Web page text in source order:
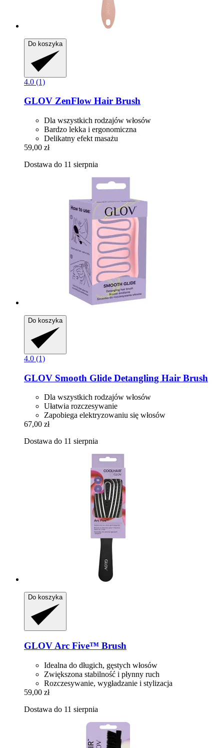
Do koszyka
4.0 (1)
GLOV ZenFlow Hair Brush
Dla wszystkich rodzajów włosów
Bardzo lekka i ergonomiczna
Delikatny efekt masażu
59,00 zł
Dostawa do 11 sierpnia
Do koszyka
4.0 (1)
GLOV Smooth Glide Detangling Hair Brush
Dla wszystkich rodzajów włosów
Ułatwia rozczesywanie
Zapobiega elektryzowaniu się włosów
67,00 zł
Dostawa do 11 sierpnia
Do koszyka
GLOV Arc Five™ Brush
Idealna do długich, gęstych włosów
Zwiększona stabilność i płynny ruch
Rozczesywanie, wygładzanie i stylizacja
59,00 zł
Dostawa do 11 sierpnia